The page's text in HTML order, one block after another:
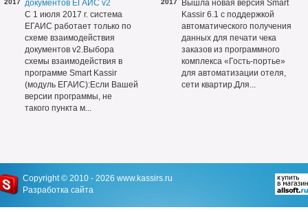
2017
документов ЕГАИС v2
С 1 июля 2017 г. система
ЕГАИС работает только по
схеме взаимодействия
документов v2.Выбора
схемы взаимодействия в
программе Smart Kassir
(модуль ЕГАИС):Если Вашей
версии программы, не
такого пункта м...
2017
Вышла новая версия Smart
Kassir 6.1 с поддержкой
автоматического получения
данных для печати чека
заказов из программного
комплекса «Гость-портье»
для автоматизации отеля,
сети квартир.Для...
Copyright © 2010 - 2026 www.kassirs.ru
Разработка сайта